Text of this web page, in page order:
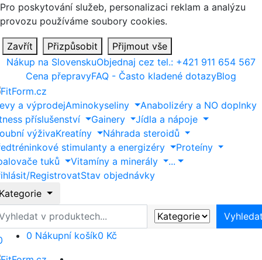
Pro poskytování služeb, personalizaci reklam a analýzu
provozu používáme soubory cookies.
Zavřít Přizpůsobit
Přijmout vše
Nákup na SlovenskuObjednaj cez tel.: +421 911 654 567
Cena přepravyFAQ - Často kladené dotazyBlog
a výprodejAminokyseliny
Anabolizéry a NO doplnky
příslušenství
Gainery
Jídla a nápoje
výživaKreatíny
Náhrada steroidů
stimulanty a energizéry
Proteíny
tuků
Vitamíny a minerály
...
RegistrovatStav objednávky
0 Nákupní košík0 Kč